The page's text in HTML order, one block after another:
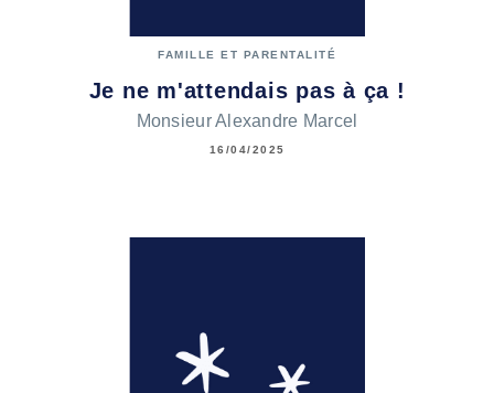
FAMILLE ET PARENTALITÉ
Je ne m'attendais pas à ça !
Monsieur Alexandre Marcel
16/04/2025